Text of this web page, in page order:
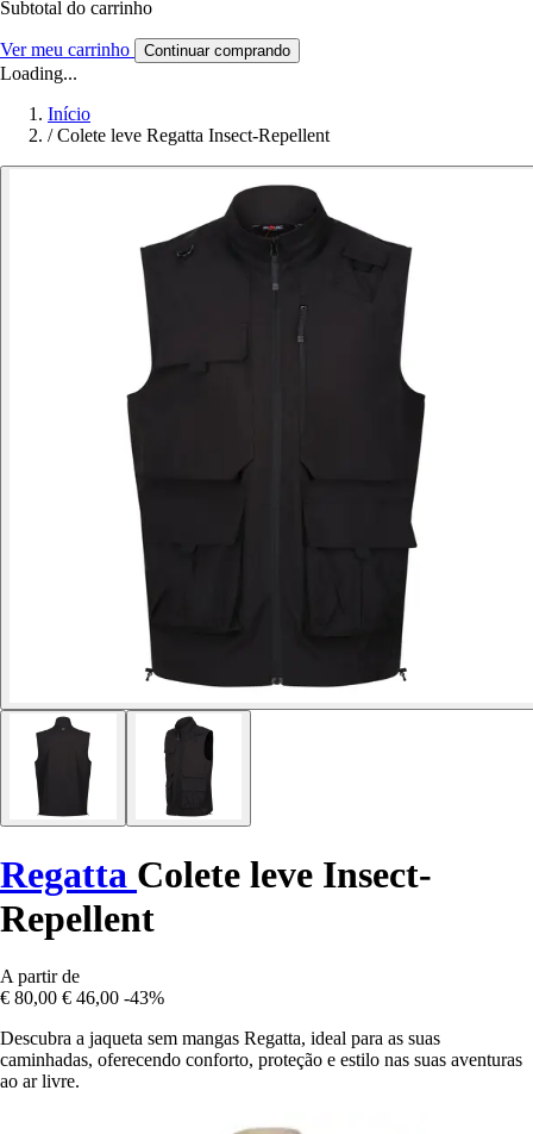
Subtotal do carrinho
Ver meu carrinho Continuar comprando
Loading...
Início
/ Colete leve Regatta Insect-Repellent
Regatta Colete leve Insect-
Repellent
A partir de
€ 80,00 € 46,00 -43%
Descubra a jaqueta sem mangas Regatta, ideal para as suas
caminhadas, oferecendo conforto, proteção e estilo nas suas aventuras
ao ar livre.